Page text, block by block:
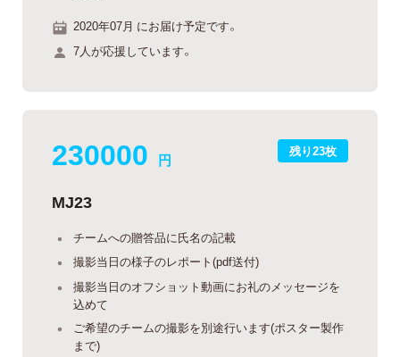
2020年07月 にお届け予定です。
7人が応援しています。
残り23枚
230000 円
MJ23
チームへの贈答品に氏名の記載
撮影当日の様子のレポート(pdf送付)
撮影当日のオフショット動画にお礼のメッセージを
込めて
ご希望のチームの撮影を別途行います(ポスター製作
まで)